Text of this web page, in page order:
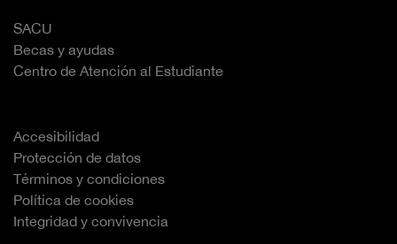
SACU
Becas y ayudas
Centro de Atención al Estudiante
Accesibilidad
Protección de datos
Términos y condiciones
Política de cookies
Integridad y convivencia